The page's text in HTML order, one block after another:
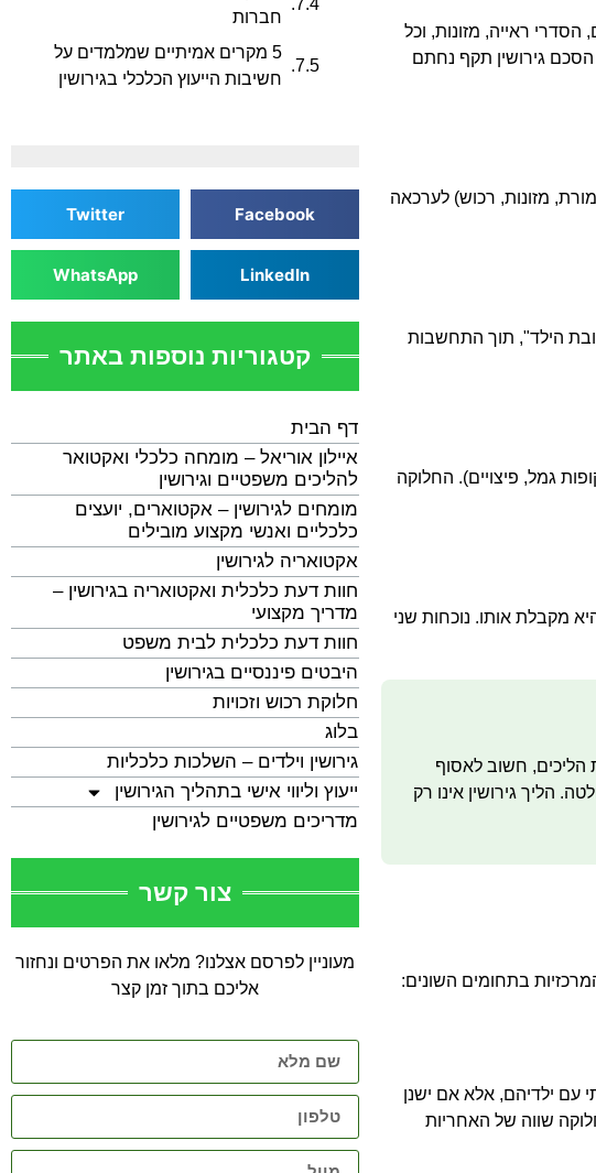
ראייה, מזונות, וכל
גירושין תקף נחתם
מזונות, רכוש) לערכאה
הילד", תוך התחשבות
גמל, פיצויים). החלוקה
מקבלת אותו. נוכחות שני
הליכים, חשוב לאסוף
הליך גירושין אינו רק
בתחומים השונים:
עם ילדיהם, אלא אם ישנן
שווה של האחריות
חברות
5 מקרים אמיתיים שמלמדים על
חשיבות הייעוץ הכלכלי בגירושין
Facebook
Twitter
LinkedIn
WhatsApp
קטגוריות נוספות באתר
דף הבית
איילון אוריאל – מומחה כלכלי ואקטואר
להליכים משפטיים וגירושין
מומחים לגירושין – אקטוארים, יועצים
כלכליים ואנשי מקצוע מובילים
אקטואריה לגירושין
חוות דעת כלכלית ואקטואריה בגירושין –
מדריך מקצועי
חוות דעת כלכלית לבית משפט
היבטים פיננסיים בגירושין
חלוקת רכוש וזכויות
בלוג
גירושין וילדים – השלכות כלכליות
ייעוץ וליווי אישי בתהליך הגירושין
מדריכים משפטיים לגירושין
צור קשר
מעוניין לפרסם אצלנו? מלאו את הפרטים ונחזור
אליכם בתוך זמן קצר